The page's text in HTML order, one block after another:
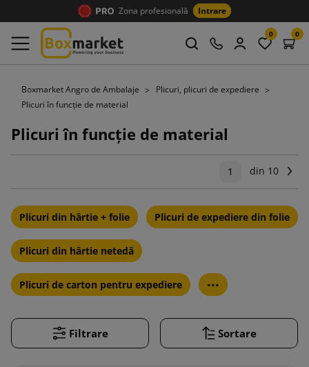
Zona profesională Intrare
0 0
Boxmarket Angro de Ambalaje
Plicuri, plicuri de expediere
Plicuri în funcție de material
Plicuri în funcție de material
1 din 10
Plicuri din hârtie + folie Plicuri de expediere din folie
Plicuri din hârtie netedă
Plicuri de carton pentru expediere ...
Filtrare Sortare